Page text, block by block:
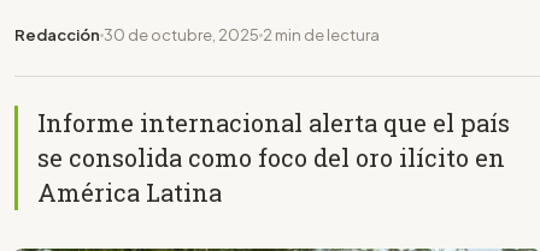
Redacción 30 de octubre, 2025 2 min de lectura
Informe internacional alerta que el país
se consolida como foco del oro ilícito en
América Latina